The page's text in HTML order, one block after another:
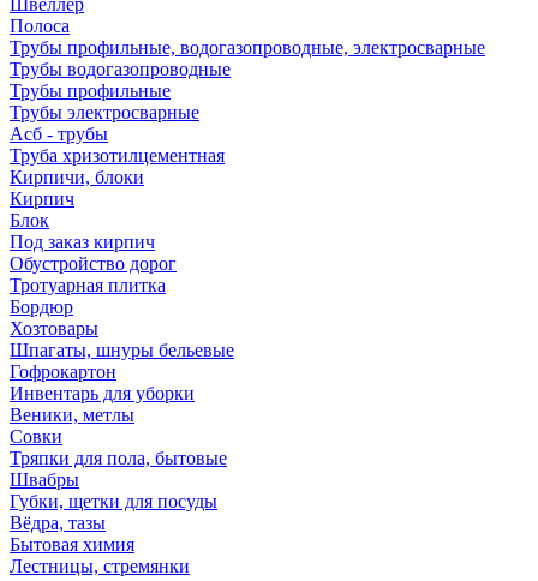
Швеллер
Полоса
Трубы профильные, водогазопроводные, электросварные
Трубы водогазопроводные
Трубы профильные
Трубы электросварные
Асб - трубы
Труба хризотилцементная
Кирпичи, блоки
Кирпич
Блок
Под заказ кирпич
Обустройство дорог
Тротуарная плитка
Бордюр
Хозтовары
Шпагаты, шнуры бельевые
Гофрокартон
Инвентарь для уборки
Веники, метлы
Совки
Тряпки для пола, бытовые
Швабры
Губки, щетки для посуды
Вёдра, тазы
Бытовая химия
Лестницы, стремянки